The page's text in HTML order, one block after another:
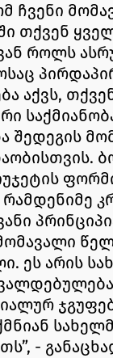
ჩვენი
თქვენ
როლს
აქვს,
შედეგის
ეს არის
-